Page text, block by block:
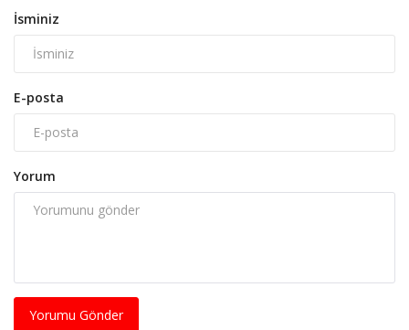
İsminiz
E-posta
Yorum
Yorumu Gönder